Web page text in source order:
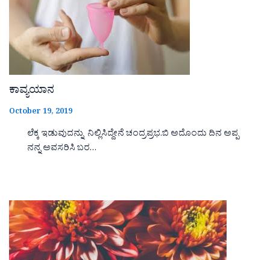
ಕಾವ್ಯಯಾನ
October 19, 2019
ಲೆಕ್ಕ ಇಡುವುದನ್ನು ನಿಲ್ಲಿಸಿದ್ದೇನೆ ಚಂದ್ರಪ್ರಭ.ಬಿ ಅದೊಂದು ದಿನ ಅಪ್ಪ
ನನ್ನ ಅವಸರಿಸಿ ಬರ…